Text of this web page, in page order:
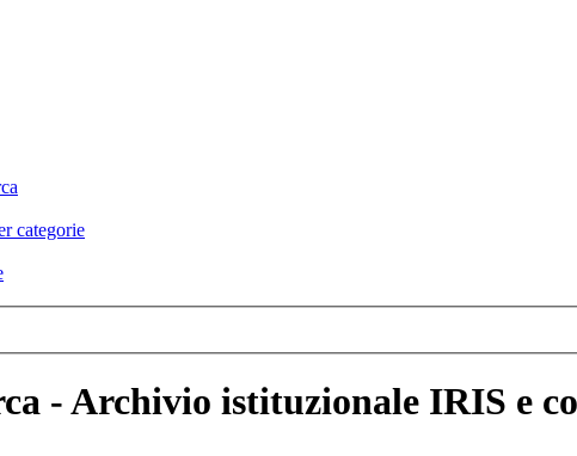
categorie
- Archivio istituzionale IRIS e